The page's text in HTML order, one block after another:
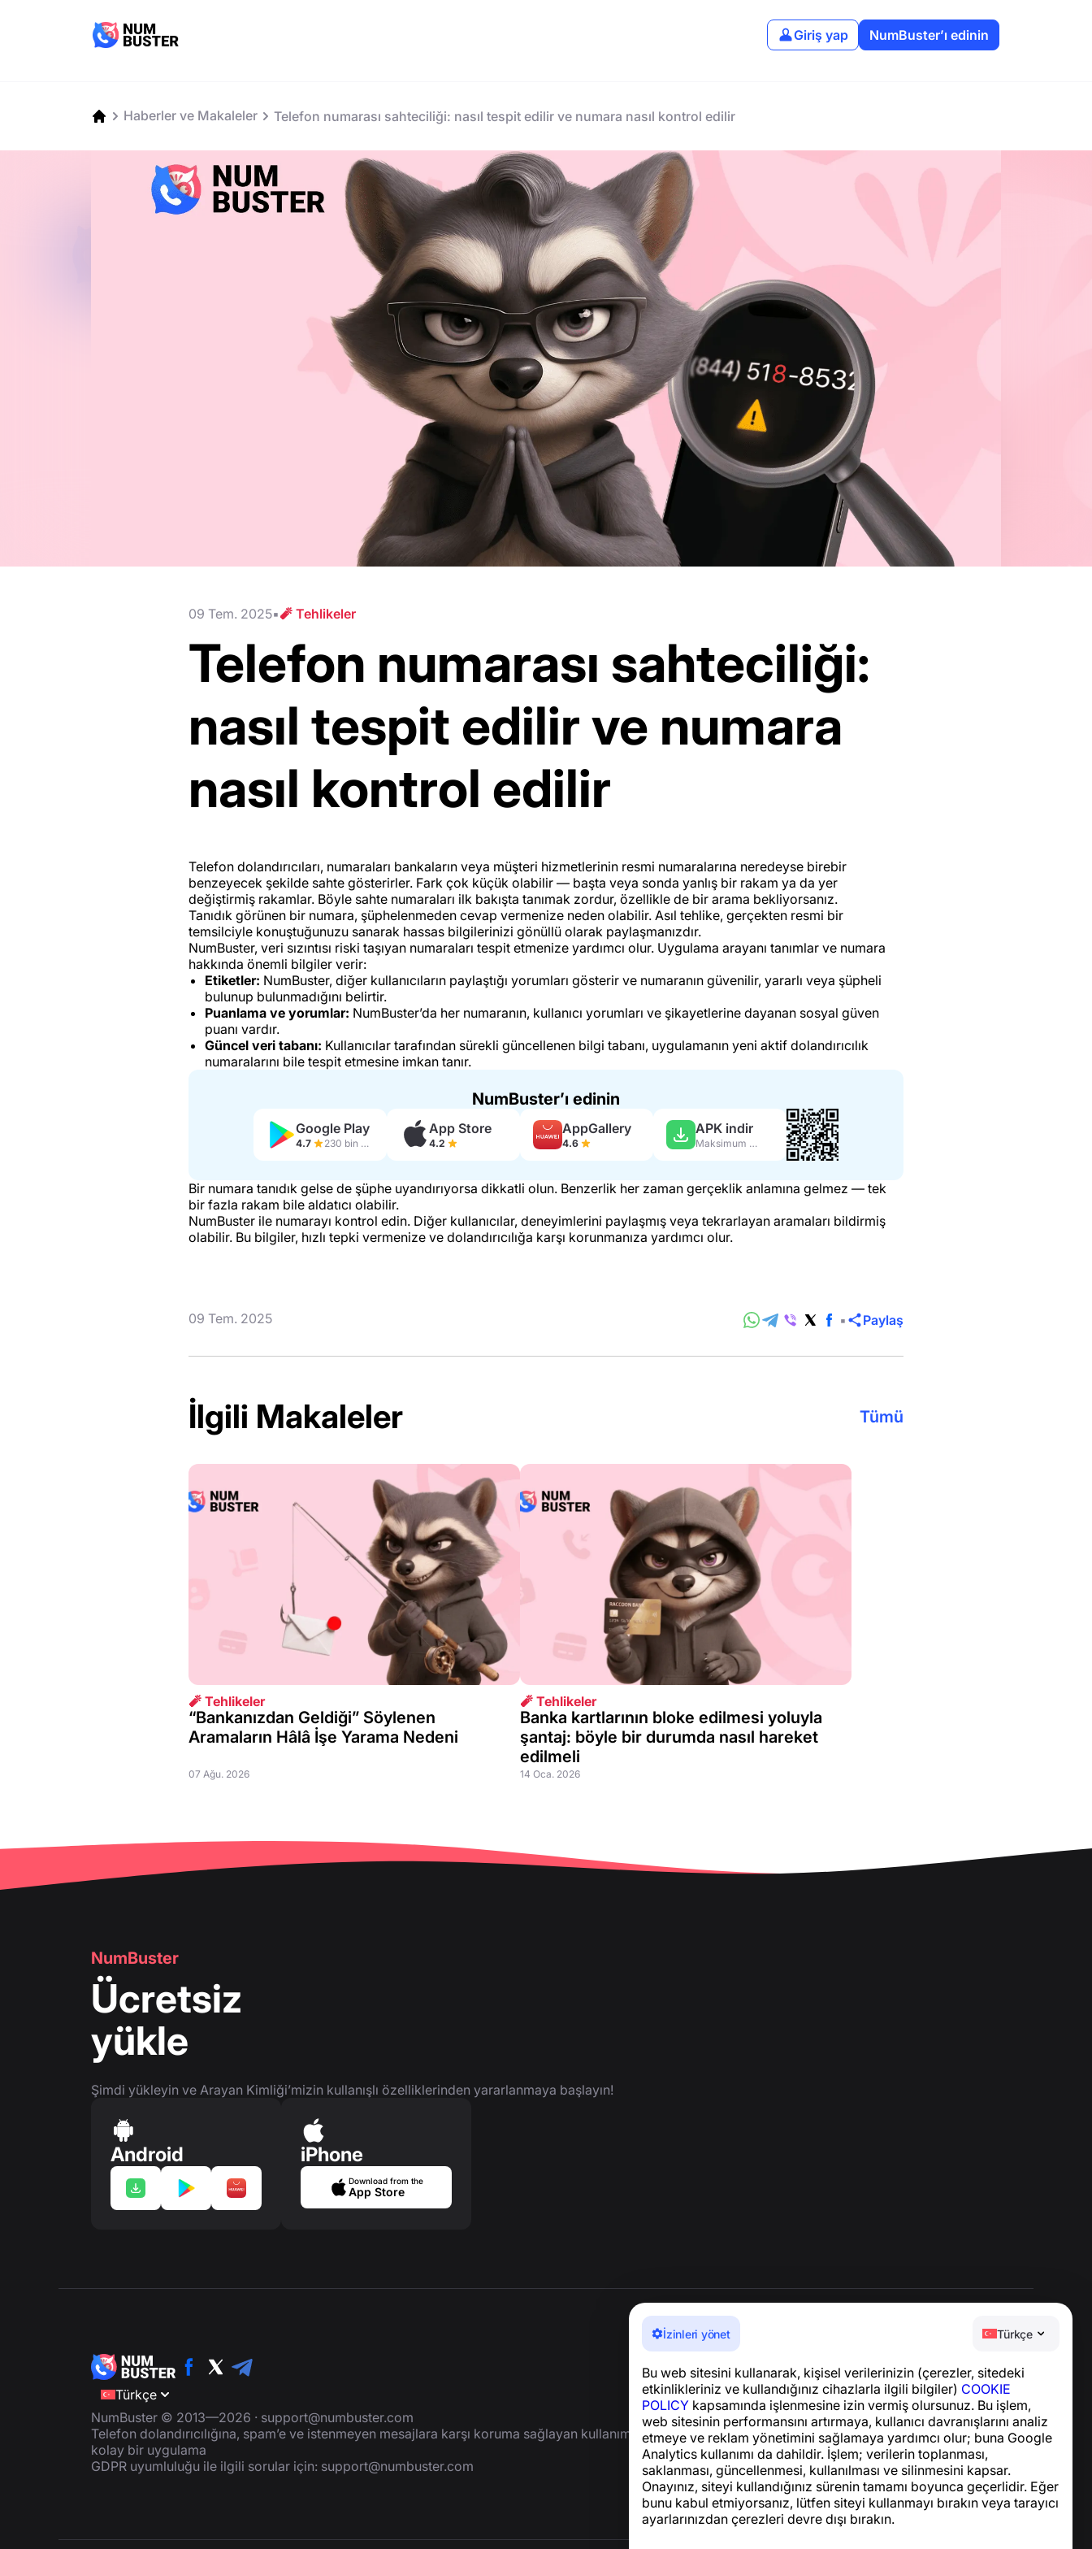
Giriş yap NumBuster’ı edinin
İzinleri yönet Türkçe
Bu web sitesini kullanarak, kişisel verilerinizin (çerezler, sitedeki
etkinlikleriniz ve kullandığınız cihazlarla ilgili bilgiler) COOKIE
POLICY kapsamında işlenmesine izin vermiş olursunuz. Bu işlem,
web sitesinin performansını artırmaya, kullanıcı davranışlarını analiz
etmeye ve reklam yönetimini sağlamaya yardımcı olur; buna Google
Analytics kullanımı da dahildir. İşlem; verilerin toplanması,
saklanması, güncellenmesi, kullanılması ve silinmesini kapsar.
Onayınız, siteyi kullandığınız sürenin tamamı boyunca geçerlidir. Eğer
bunu kabul etmiyorsanız, lütfen siteyi kullanmayı bırakın veya tarayıcı
ayarlarınızdan çerezleri devre dışı bırakın.
Haberler ve Makaleler Telefon numarası sahteciliği: nasıl tespit edilir ve numara nasıl kontrol edilir
09 Tem. 2025 🧨 Tehlikeler
Telefon numarası sahteciliği:
nasıl tespit edilir ve numara
nasıl kontrol edilir
Telefon dolandırıcıları, numaraları bankaların veya müşteri hizmetlerinin resmi numaralarına neredeyse birebir
benzeyecek şekilde sahte gösterirler. Fark çok küçük olabilir — başta veya sonda yanlış bir rakam ya da yer
değiştirmiş rakamlar. Böyle sahte numaraları ilk bakışta tanımak zordur, özellikle de bir arama bekliyorsanız.
Tanıdık görünen bir numara, şüphelenmeden cevap vermenize neden olabilir. Asıl tehlike, gerçekten resmi bir
temsilciyle konuştuğunuzu sanarak hassas bilgilerinizi gönüllü olarak paylaşmanızdır.
NumBuster, veri sızıntısı riski taşıyan numaraları tespit etmenize yardımcı olur. Uygulama arayanı tanımlar ve numara
hakkında önemli bilgiler verir:
Etiketler: NumBuster, diğer kullanıcıların paylaştığı yorumları gösterir ve numaranın güvenilir, yararlı veya şüpheli
bulunup bulunmadığını belirtir.
Puanlama ve yorumlar: NumBuster’da her numaranın, kullanıcı yorumları ve şikayetlerine dayanan sosyal güven
puanı vardır.
Güncel veri tabanı: Kullanıcılar tarafından sürekli güncellenen bilgi tabanı, uygulamanın yeni aktif dolandırıcılık
numaralarını bile tespit etmesine imkan tanır.
NumBuster’ı edinin
Google Play
4.7 230 bin yorum
App Store
4.2
AppGallery
4.6
APK indir
Maksimum özellikler
Bir numara tanıdık gelse de şüphe uyandırıyorsa dikkatli olun. Benzerlik her zaman gerçeklik anlamına gelmez — tek
bir fazla rakam bile aldatıcı olabilir.
NumBuster ile numarayı kontrol edin. Diğer kullanıcılar, deneyimlerini paylaşmış veya tekrarlayan aramaları bildirmiş
olabilir. Bu bilgiler, hızlı tepki vermenize ve dolandırıcılığa karşı korunmanıza yardımcı olur.
09 Tem. 2025 Paylaş
İlgili Makaleler Tümü
🧨 Tehlikeler
“Bankanızdan Geldiği” Söylenen
Aramaların Hâlâ İşe Yarama Nedeni
07 Ağu. 2026
🧨 Tehlikeler
Banka kartlarının bloke edilmesi yoluyla
şantaj: böyle bir durumda nasıl hareket
edilmeli
14 Oca. 2026
NumBuster
Ücretsiz
yükle
Şimdi yükleyin ve Arayan Kimliği’mizin kullanışlı özelliklerinden yararlanmaya başlayın!
Android iPhone
Download from the
App Store
Türkçe
NumBuster © 2013—2026 · support@numbuster.com
Telefon dolandırıcılığına, spam’e ve istenmeyen mesajlara karşı koruma sağlayan kullanımı
kolay bir uygulama
GDPR uyumluluğu ile ilgili sorular için: support@numbuster.com
Haberler ve Makaleler
Proje hakkında
İletişim